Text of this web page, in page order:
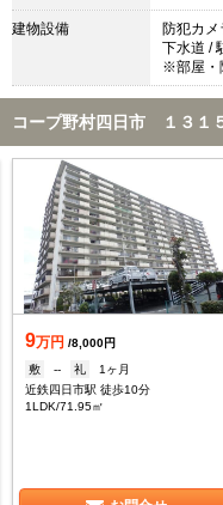
建物設備
防犯カメ
下水道 /
※部屋・
コープ野村四日市 １３１
9万円 /8,000円
敷
-- 礼
1ヶ月
近鉄四日市駅 徒歩10分
1LDK/71.95㎡